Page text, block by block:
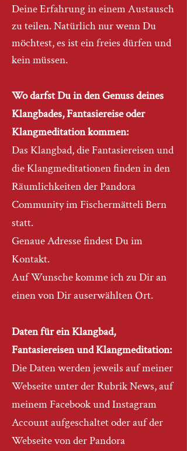
Deine Erfahrung in einem Austausch
zu teilen. Natürlich nur wenn Du
möchtest, es ist ein freies dürfen und
kein müssen.
Wo darfst Du in den Genuss deines
Klangbades, Fantasiereise oder
Klangmeditation kommen:
Das Klangbad, die Fantasiereisen und
die Klangmeditationen finden in den
Räumlichkeiten der Pandora
Community im Fischermätteli Bern
statt.
Genaue Adresse findest Du im
Kontakt.
Auf Wunsche komme ich zu Dir an
einen von Dir auserwählten Ort.
Daten für ein Klangbad,
Fantasiereisen und Klangmeditation:
Die Daten werden jeweils auf meiner
Webseite unter der Rubrik News, auf
meinem Facebook und Instagram
Account aufgeschaltet oderauf der
Webseite von der Pandora